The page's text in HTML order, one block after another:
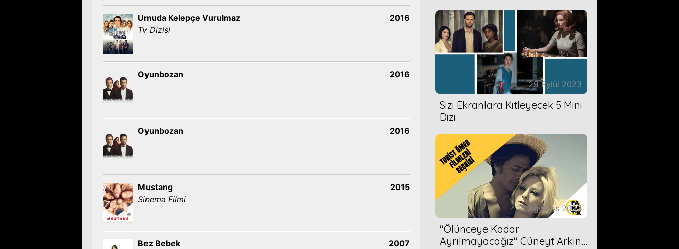
Umuda Kelepçe Vurulmaz
Tv Dizisi
2016
Oyunbozan 2016
Oyunbozan 2016
Mustang
Sinema Filmi
2015
Bez Bebek
2007
29 Eylül 2023
Sizi Ekranlara Kitleyecek 5 Mini
Dizi
16 Ağustos 2023
''Ölünceye Kadar
Ayrılmayacağız'' Cüneyt Arkın-